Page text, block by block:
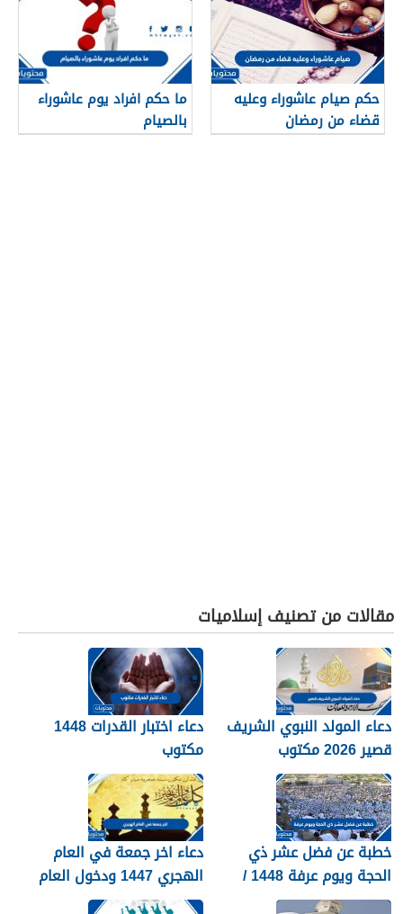
حكم صيام عاشوراء وعليه
قضاء من رمضان
ما حكم افراد يوم عاشوراء
بالصيام
مقالات من تصنيف إسلاميات
دعاء المولد النبوي الشريف
قصير 2026 مكتوب
دعاء اختبار القدرات 1448
مكتوب
خطبة عن فضل عشر ذي
الحجة ويوم عرفة 1448 /
2026
دعاء اخر جمعة في العام
الهجري 1447 ودخول العام
الجديد 1448